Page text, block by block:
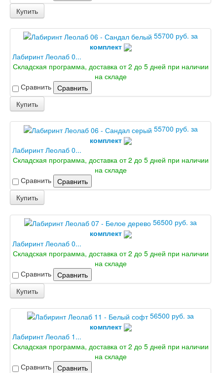
Купить
55700 руб. за
комплект
Лабиринт Леолаб 0...
Складская программа, доставка от 2 до 5 дней при наличии
на складе
Сравнить Сравнить
Купить
55700 руб. за
комплект
Лабиринт Леолаб 0...
Складская программа, доставка от 2 до 5 дней при наличии
на складе
Сравнить Сравнить
Купить
56500 руб. за
комплект
Лабиринт Леолаб 0...
Складская программа, доставка от 2 до 5 дней при наличии
на складе
Сравнить Сравнить
Купить
56500 руб. за
комплект
Лабиринт Леолаб 1...
Складская программа, доставка от 2 до 5 дней при наличии
на складе
Сравнить Сравнить